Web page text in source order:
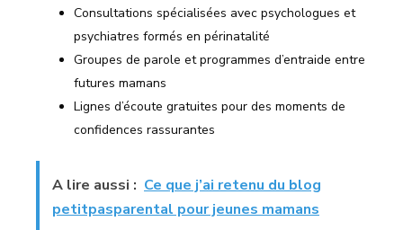
Consultations spécialisées avec psychologues et
psychiatres formés en périnatalité
Groupes de parole et programmes d’entraide entre
futures mamans
Lignes d’écoute gratuites pour des moments de
confidences rassurantes
A lire aussi : Ce que j’ai retenu du blog
petitpasparental pour jeunes mamans